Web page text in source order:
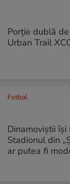
Porţie dublă
Urban Trail
Fotbal
Dinamoviștii își
Stadionul din
ar putea fi